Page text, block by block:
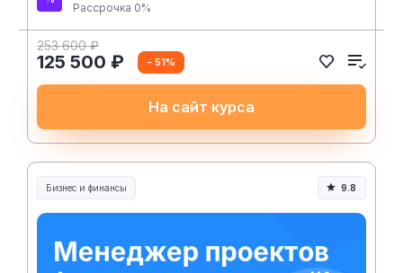
Рассрочка 0%
253 600 ₽
125 500 ₽ - 51%
На сайт курса
Бизнес и финансы 9.8